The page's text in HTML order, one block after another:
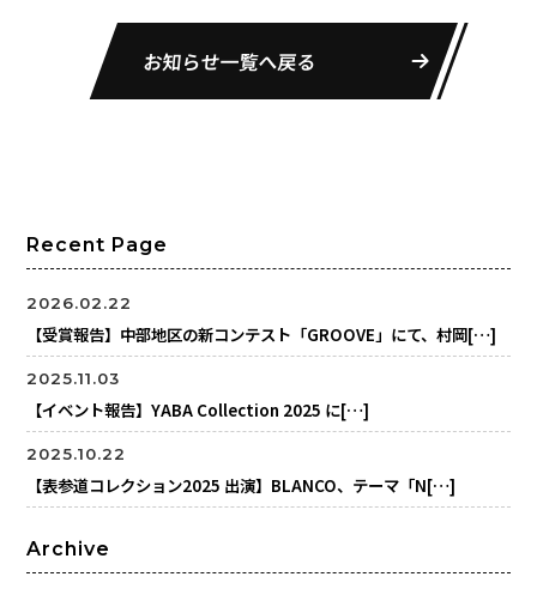
お知らせ一覧へ戻る
Recent Page
2026.02.22
【受賞報告】中部地区の新コンテスト「GROOVE」にて、村岡[…]
2025.11.03
【イベント報告】YABA Collection 2025 に[…]
2025.10.22
【表参道コレクション2025 出演】BLANCO、テーマ「N[…]
Archive